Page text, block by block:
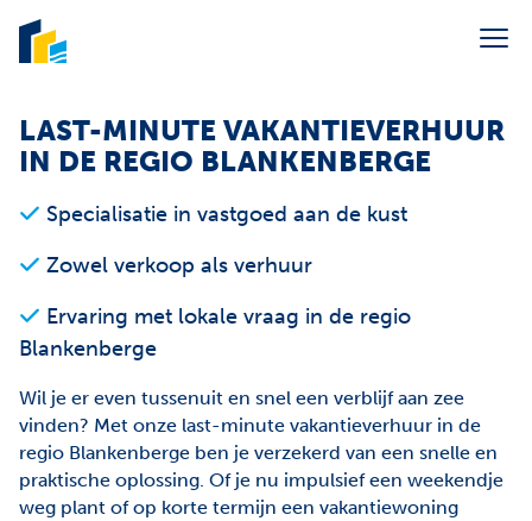
Portaal syndic
E-mail onsinfo@agenceverburgh.be
Bel ons+32 50 41 38 85
Verkoop
Verhuur
Vakantieverhuur
Syndic
Over ons
Contact
LAST-MINUTE VAKANTIEVERHUUR
IN DE REGIO BLANKENBERGE
Specialisatie in vastgoed aan de kust
Zowel verkoop als verhuur
Ervaring met lokale vraag in de regio
Blankenberge
Wil je er even tussenuit en snel een verblijf aan zee
vinden? Met onze last-minute vakantieverhuur in de
regio Blankenberge ben je verzekerd van een snelle en
praktische oplossing. Of je nu impulsief een weekendje
weg plant of op korte termijn een vakantiewoning